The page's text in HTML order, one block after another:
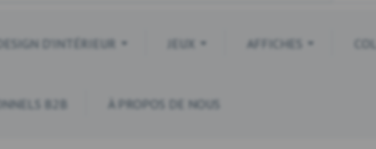
DESIGN D'INTÉRIEUR JEUX AFFICHES
B2B À PROPOS DE NOUS